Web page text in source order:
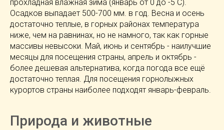
прохладная влажная зима (январь от 0 до -5 С).
Осадков выпадает 500-700 мм. в год. Весна и осень
достаточно теплые, в горных районах температура
ниже, чем на равнинах, но не намного, так как горные
массивы невысоки. Май, июнь и сентябрь - наилучшие
месяцы для посещения страны, апрель и октябрь -
более дешевая альтернатива, когда погода все ещё
достаточно теплая. Для посещения горнолыжных
курортов страны наиболее подходят январь-февраль.
Природа и животные